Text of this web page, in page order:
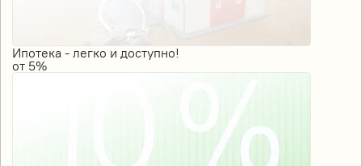
Ипотека - легко и доступно!
от 5%